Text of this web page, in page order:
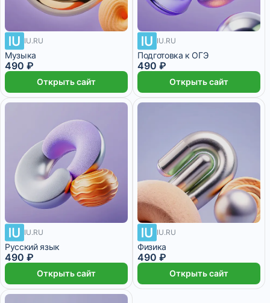
IU.RU
Музыка
490 ₽
Открыть сайт
IU.RU
Подготовка к ОГЭ
490 ₽
Открыть сайт
IU.RU
Русский язык
490 ₽
Открыть сайт
IU.RU
Физика
490 ₽
Открыть сайт